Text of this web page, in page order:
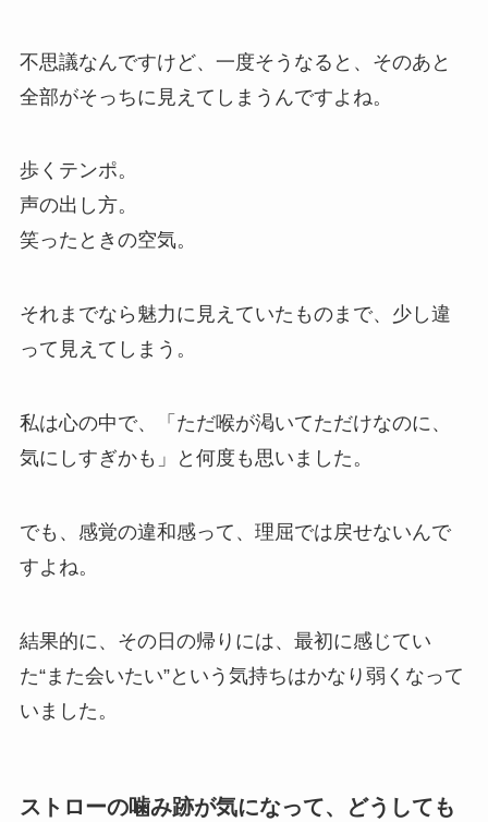
不思議なんですけど、一度そうなると、そのあと
全部がそっちに見えてしまうんですよね。
歩くテンポ。
声の出し方。
笑ったときの空気。
それまでなら魅力に見えていたものまで、少し違
って見えてしまう。
私は心の中で、「ただ喉が渇いてただけなのに、
気にしすぎかも」と何度も思いました。
でも、感覚の違和感って、理屈では戻せないんで
すよね。
結果的に、その日の帰りには、最初に感じてい
た“また会いたい”という気持ちはかなり弱くなって
いました。
ストローの噛み跡が気になって、どうしても